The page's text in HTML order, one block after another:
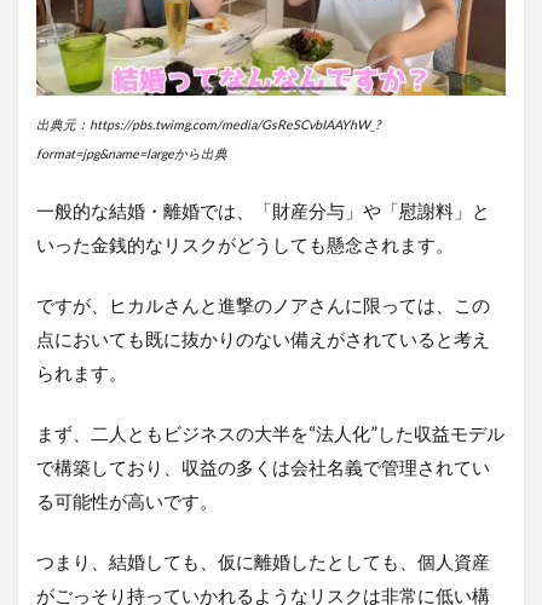
出典元：https://pbs.twimg.com/media/GsReSCvbIAAYhW_?
format=jpg&name=largeから出典
一般的な結婚・離婚では、「財産分与」や「慰謝料」と
いった金銭的なリスクがどうしても懸念されます。
ですが、ヒカルさんと進撃のノアさんに限っては、この
点においても既に抜かりのない備えがされていると考え
られます。
まず、二人ともビジネスの大半を“法人化”した収益モデル
で構築しており、収益の多くは会社名義で管理されてい
る可能性が高いです。
つまり、結婚しても、仮に離婚したとしても、個人資産
がごっそり持っていかれるようなリスクは非常に低い構